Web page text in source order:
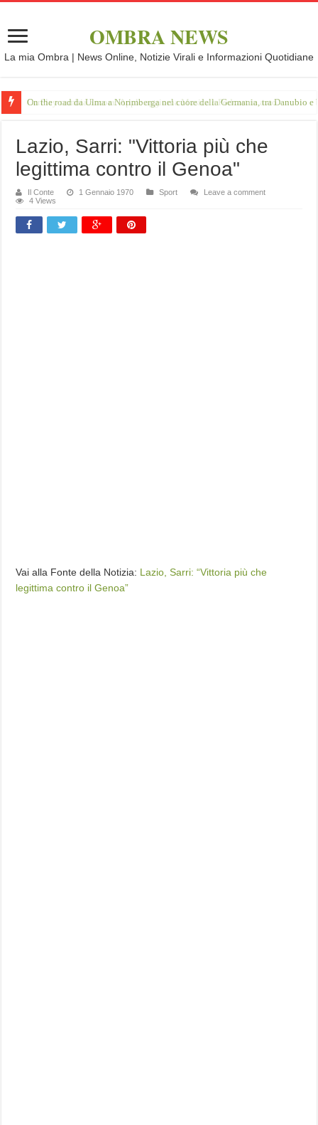
OMBRA NEWS
La mia Ombra | News Online, Notizie Virali e Informazioni Quotidiane
On the road da Ulma a Norimberga nel cuore della Germania, tra Danubio
Lazio, Sarri: "Vittoria più che
legittima contro il Genoa"
Il Conte 1 Gennaio 1970 Sport
Leave a comment
4 Views
Vai alla Fonte della Notizia: Lazio, Sarri: “Vittoria più che
legittima contro il Genoa”